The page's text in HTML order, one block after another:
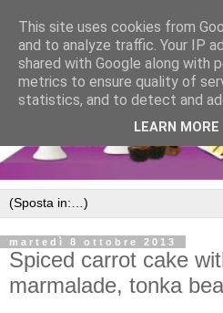
martedì 8 ottobre 2013
Spiced carrot cake
marmalade, tonka
This site uses cookies from
and to analyze traffic. Your IP
shared with Google along with
metrics to ensure quality of
statistics, and to detect and
LEARN MORE